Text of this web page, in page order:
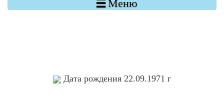
Дата рождения 22.09.1971 г
Меню